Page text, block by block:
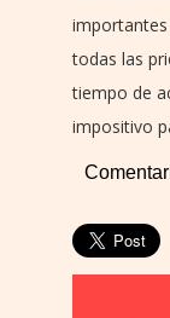
todas las
tiempo de
impositivo